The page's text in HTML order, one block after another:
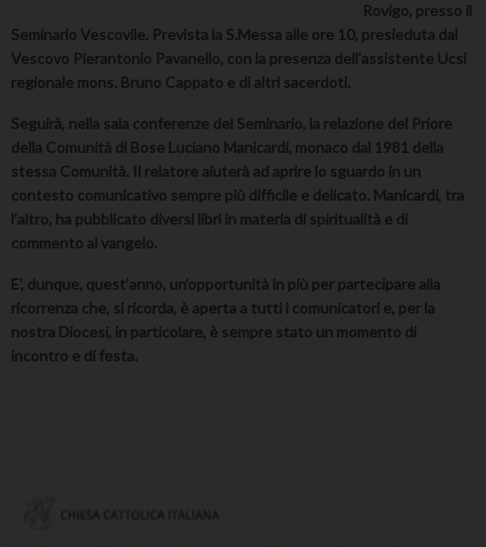
Rovigo, presso il
Seminario Vescovile. Prevista la S.Messa alle ore 10, presieduta dal
Vescovo Pierantonio Pavanello, con la presenza dell’assistente Ucsi
regionale mons. Bruno Cappato e di altri sacerdoti.
Seguirà, nella sala conferenze del Seminario, la relazione del Priore
della Comunità di Bose Luciano Manicardi, monaco dal 1981 della
stessa Comunità. Il relatore aiuterà ad aprire lo sguardo in un
contesto comunicativo sempre più difficile e delicato. Manicardi, tra
l’altro, ha pubblicato diversi libri in materia di spiritualità e di
commento al vangelo.
E’, dunque, quest’anno, un’opportunità in più per partecipare alla
ricorrenza che, si ricorda, è aperta a tutti i comunicatori e, per la
nostra Diocesi, in particolare, è sempre stato un momento di
incontro e di festa.